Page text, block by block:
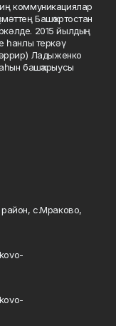
коммуникациялар
Башҡортостан
2015 йылдың
һанлы теркәү
Ладыженко
башҡарыусы
с.Мраково,